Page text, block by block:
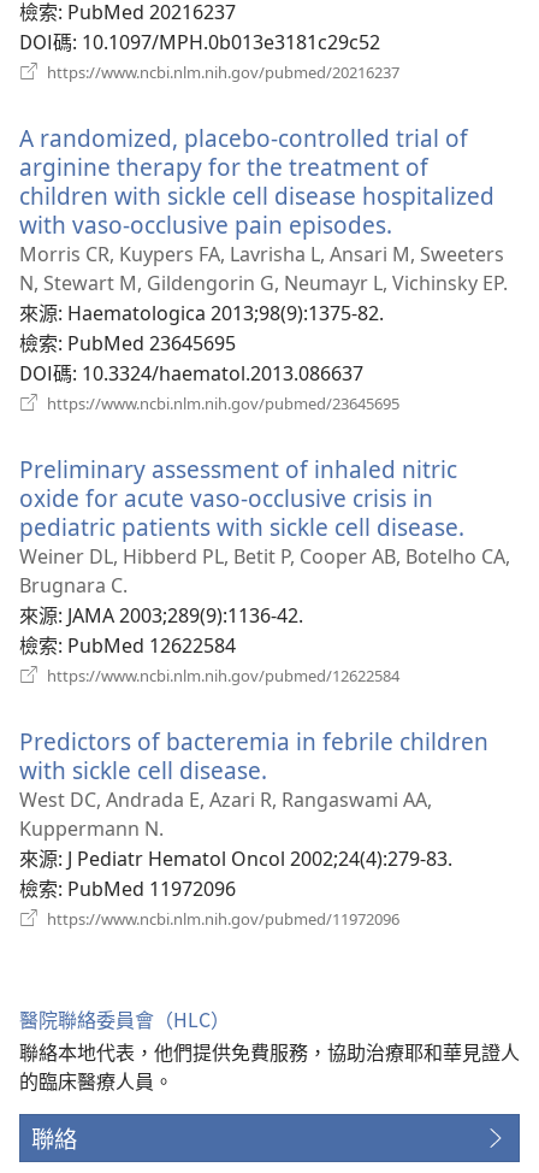
視
窗）
檢索‎: PubMed 20216237
DOI碼‎: 10.1097/MPH.0b013e3181c29c52
https://www.ncbi.nlm.nih.gov/pubmed/20216237
視
窗）
A randomized, placebo-controlled trial of
arginine therapy for the treatment of
children with sickle cell disease hospitalized
with vaso-occlusive pain episodes.
啟
新
Morris CR, Kuypers FA, Lavrisha L, Ansari M, Sweeters
N, Stewart M, Gildengorin G, Neumayr L, Vichinsky EP.
來源‎: Haematologica 2013;98(9):1375-82.
檢索‎: PubMed 23645695
DOI碼‎: 10.3324/haematol.2013.086637
https://www.ncbi.nlm.nih.gov/pubmed/23645695
視
窗）
Preliminary assessment of inhaled nitric
oxide for acute vaso-occlusive crisis in
pediatric patients with sickle cell disease.
啟
Weiner DL, Hibberd PL, Betit P, Cooper AB, Botelho CA,
Brugnara C.
來源‎: JAMA 2003;289(9):1136-42.
檢索‎: PubMed 12622584
https://www.ncbi.nlm.nih.gov/pubmed/12622584
視
Predictors of bacteremia in febrile children
with sickle cell disease.
啟
視
West DC, Andrada E, Azari R, Rangaswami AA,
Kuppermann N.
來源‎: J Pediatr Hematol Oncol 2002;24(4):279-83.
檢索‎: PubMed 11972096
https://www.ncbi.nlm.nih.gov/pubmed/11972096
醫院聯絡委員會（HLC）
聯絡本地代表，他們提供免費服務，協助治療耶和華見證人
的臨床醫療人員。
聯絡